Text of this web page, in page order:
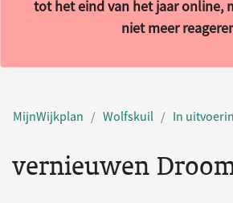
tot het eind van het jaar online,
niet meer
MijnWijkplan Wolfskuil In
vernieuwen